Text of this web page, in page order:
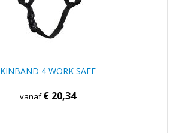
KINBAND 4 WORK SAFE
vanaf€ 20,34